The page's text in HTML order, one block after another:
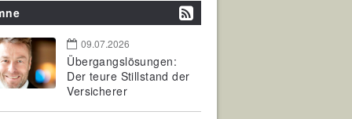
09.07.2026
Übergangslösungen:
Der teure Stillstand der
Versicherer